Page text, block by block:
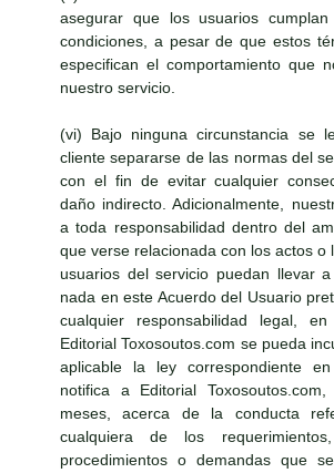
asegurar que los usuarios
condiciones, a pesar de que estos
especifican el comportamiento que
nuestro servicio.
(vi) Bajo ninguna circunstancia se
cliente separarse de las normas del
con el fin de evitar cualquier
daño indirecto. Adicionalmente,
a toda responsabilidad dentro del
que verse relacionada con los actos o
usuarios del servicio puedan llevar
nada en este Acuerdo del Usuario
cualquier responsabilidad legal,
Editorial Toxosoutos.com se pueda
aplicable la ley correspondiente
notifica a Editorial
meses, acerca de la conducta
cualquiera de los
procedimientos o demandas que